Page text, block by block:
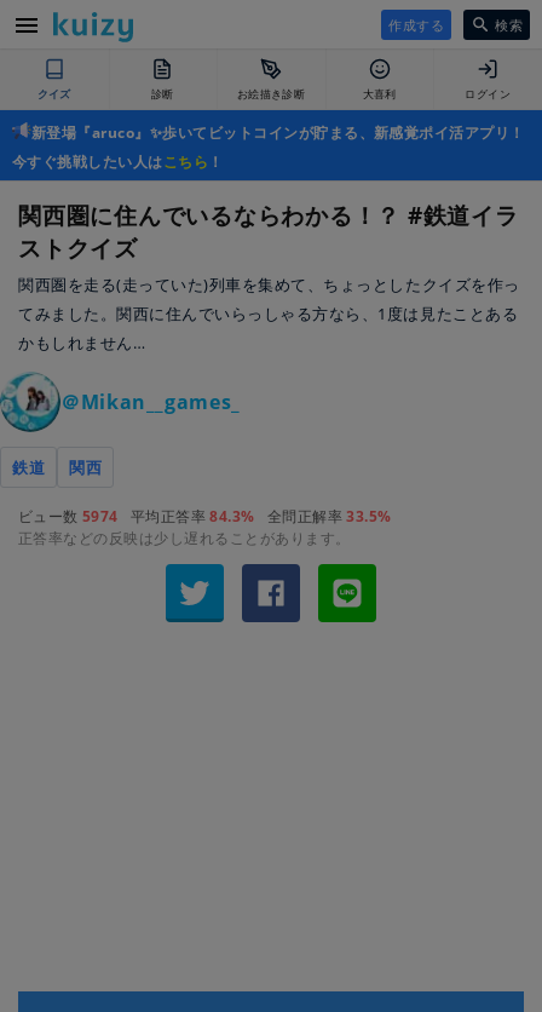
作成する 検索
クイズ 診断 お絵描き診断 大喜利 ログイン
新登場『aruco』✨歩いてビットコインが貯まる、新感覚ポイ活アプリ！
今すぐ挑戦したい人はこちら ！
関西圏に住んでいるならわかる！？ #鉄道イラ
ストクイズ
関西圏を走る(走っていた)列車を集めて、ちょっとしたクイズを作っ
てみました。関西に住んでいらっしゃる方なら、1度は見たことある
かもしれません…
＠Mikan__games_
鉄道 関西
ビュー数 5974 平均正答率84.3% 全問正解率33.5%
正答率などの反映は少し遅れることがあります。